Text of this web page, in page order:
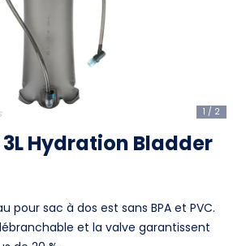
1 / 2
Hydration Bladder
pour sac à dos est sans BPA et PVC.
et la valve garantissent